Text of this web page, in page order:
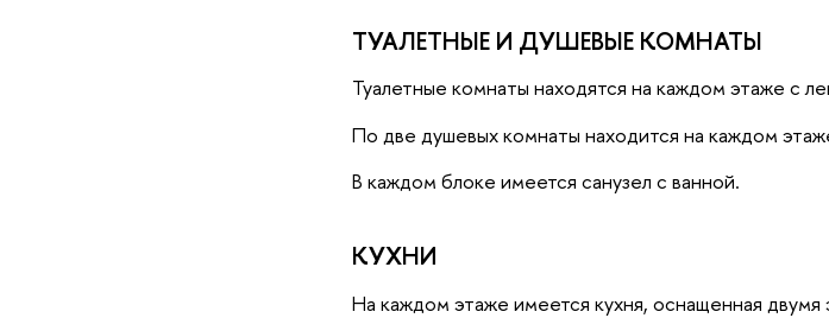
ТУАЛЕТНЫЕ И ДУШЕВЫЕ КОМНАТЫ
Туалетные комнаты находятся на каждом этаже с
По две душевых комнаты находится на каждом
В каждом блоке имеется санузел с ванной.
КУХНИ
На каждом этаже имеется кухня, оснащенная